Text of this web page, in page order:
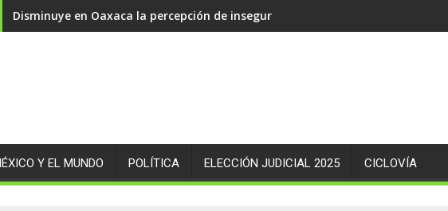
Disminuye en Oaxaca la percepción de inseguridad en 14.89 puntos
Y EL MUNDO POLÍTICA ELECCIÓN JUDICIAL 2025 CICLOVÍA